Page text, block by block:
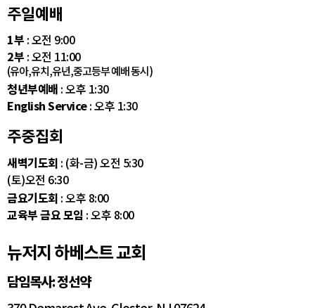
주일예배
1부 : 오전 9:00
2부 : 오전 11:00
(유아,유치,유년,중고등부 예배 동시)
청년부예배 : 오후 1:30
English Service: 오후 1:30
주중집회
새벽기도회 : (화-금) 오전 5:30
(토)오전 6:30
금요기도회 : 오후 8:00
교육부 금요 모임 : 오후 8:00
뉴저지 하베스트 교회
담임목사: 정선약